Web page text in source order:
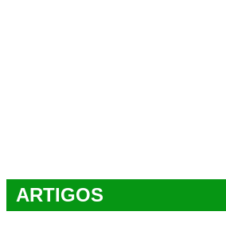
ARTIGOS